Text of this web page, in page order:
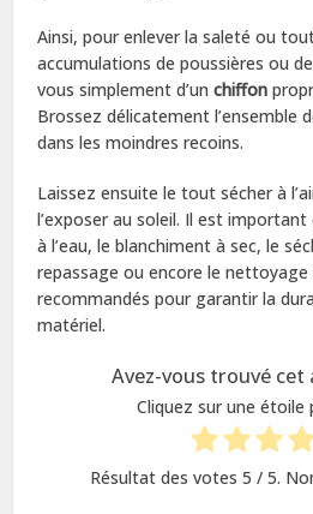
Ainsi, pour enlever la saleté ou
accumulations de poussières ou
vous simplement d’un chiffon
Brossez délicatement l’ensemble
dans les moindres recoins.
Laissez ensuite le tout sécher à
l’exposer au soleil. Il est
à l’eau, le blanchiment à sec, le
repassage ou encore le nettoyage
recommandés pour garantir la
matériel.
Avez-vous trouvé cet
Cliquez sur une étoile
Résultat des votes 5 / 5.